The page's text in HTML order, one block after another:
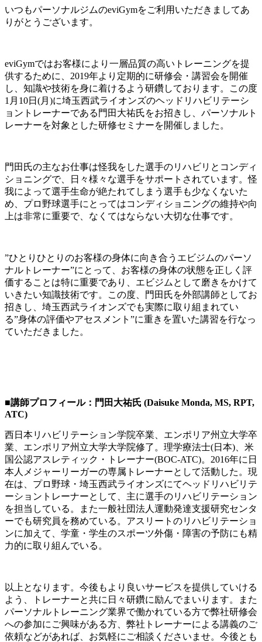
いつもパーソナルジムのeviGymをご利用いただきましてあ
りがとうございます。
eviGymではお客様により一層品質の高いトレーニングを提
供するために、2019年より定期的に研修会・講習会を開催
し、知識や技術を身に着けるよう研鑽しております。この度
1月10日(月)に埼玉西武ライオンズのヘッドリハビリテーシ
ョントレーナーである門田大祐氏をお招きし、パーソナルト
レーナーを対象とした研修セミナーを開催しました。
門田氏の主なお仕事は怪我をした選手のリハビリとコンディ
ショニングで、日々様々な選手をサポートされています。怪
我によって選手生命が絶たれてしまう選手も少なくないた
め、プロ野球選手にとってはコンディショニングの維持や向
上は非常に重要で、なくてはならない大切な仕事です。
”ひとりひとりのお客様の身体に向き合うエビジムのパーソ
ナルトレーナー”にとって、お客様の身体の状態を正しく評
価することは特に重要であり、エビジムとして磨きをかけて
いきたい知識技術です。この度、門田氏を外部講師としてお
招きし、埼玉西武ライオンズでも実際に取り組まれてい
る”身体の評価やアセスメント”に重きを置いた講習を行なっ
ていただきました。
■講師プロフィール：門田大祐氏 (Daisuke Monda, MS, RPT,
ATC)
西日本リハビリテーション学院卒業、エンポリア州立大学卒
業、エンポリア州立大学大学院修了。理学療法士(日本)、米
国公認アスレティック・トレーナー(BOC-ATC)。2016年に日
本人メジャーリーガーの専属トレーナーとして活動した。現
在は、プロ野球・埼玉西武ライオンズにてヘッドリハビリテ
ーショントレーナーとして、主に選手のリハビリテーション
を担当している。また一般社団法人運動発達支援研究センタ
ーでも研究員を務めている。アスリートのリハビリテーショ
ンに加えて、学童・学生のスポーツ外傷・障害の予防にも精
力的に取り組んでいる。
以上となります。今後もより良いサービスを提供していける
よう、トレーナーと共に日々研鑽に励んでまいります。また
パーソナルトレーニング業界で働かれている方で弊社研修会
への参加にご興味がある方、弊社トレーナーによる講義のご
依頼などがあれば、お気軽にご相談くださいませ。今後とも